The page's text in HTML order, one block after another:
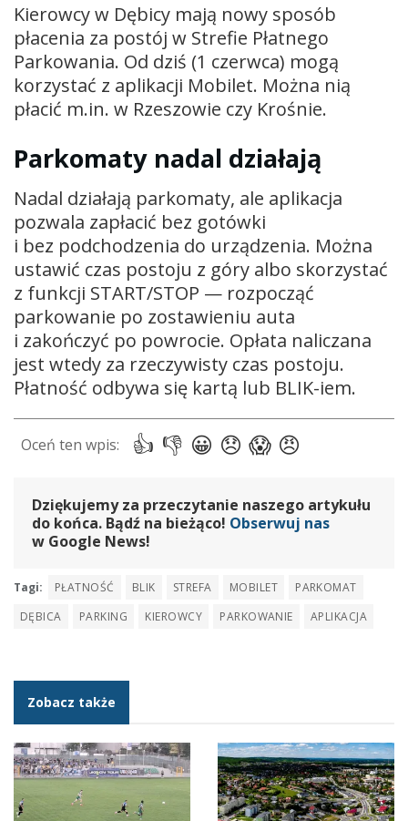
Kierowcy w Dębicy mają nowy sposób
płacenia za postój w Strefie Płatnego
Parkowania. Od dziś (1 czerwca) mogą
korzystać z aplikacji Mobilet. Można nią
płacić m.in. w Rzeszowie czy Krośnie.
Parkomaty nadal działają
Nadal działają parkomaty, ale aplikacja
pozwala zapłacić bez gotówki
i bez podchodzenia do urządzenia. Można
ustawić czas postoju z góry albo skorzystać
z funkcji START/STOP — rozpocząć
parkowanie po zostawieniu auta
i zakończyć po powrocie. Opłata naliczana
jest wtedy za rzeczywisty czas postoju.
Płatność odbywa się kartą lub BLIK-iem.
Dziękujemy za przeczytanie naszego artykułu
do końca. Bądź na bieżąco! Obserwuj nas
w Google News!
Tagi: PŁATNOŚĆ BLIK STREFA MOBILET
PARKOMAT
DĘBICA
PARKING KIEROWCY PARKOWANIE APLIKACJA
Zobacz także